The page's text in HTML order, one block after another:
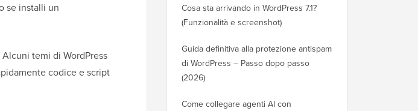
se installi un
temi di WordPress
codice e script
Cosa sta arrivando in WordPress 7.1?
(Funzionalità e screenshot)
Guida definitiva alla protezione antispam
di WordPress – Passo dopo passo
(2026)
Come collegare agenti AI con